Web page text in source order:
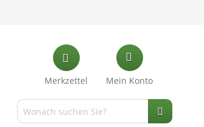
Merkzettel Mein Konto